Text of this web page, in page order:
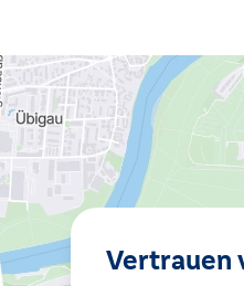
VR Banking App
Vertrauen